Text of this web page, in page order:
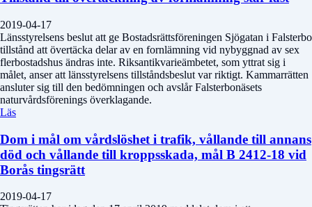
2019-04-17
Länsstyrelsens beslut att ge Bostadsrättsföreningen Sjögatan i Falsterbo
tillstånd att övertäcka delar av en fornlämning vid nybyggnad av sex
flerbostadshus ändras inte. Riksantikvarieämbetet, som yttrat sig i
målet, anser att länsstyrelsens tillståndsbeslut var riktigt. Kammarrätten
ansluter sig till den bedömningen och avslår Falsterbonäsets
naturvårdsförenings överklagande.
Läs
Dom i mål om vårdslöshet i trafik, vållande till annans
död och vållande till kroppsskada, mål B 2412-18 vid
Borås tingsrätt
2019-04-17